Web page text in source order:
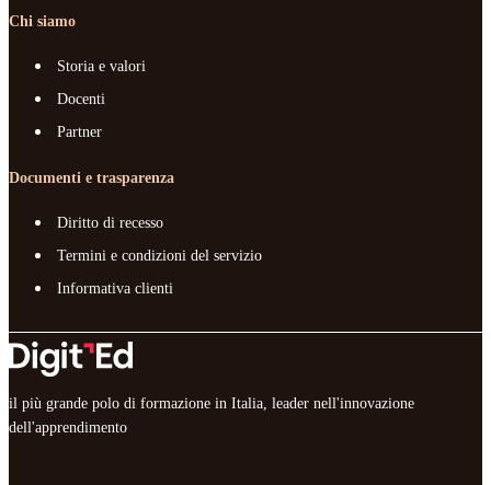
Chi siamo
Storia e valori
Docenti
Partner
Documenti e trasparenza
Diritto di recesso
Termini e condizioni del servizio
Informativa clienti
il più grande polo di formazione in Italia, leader nell'innovazione
dell'apprendimento